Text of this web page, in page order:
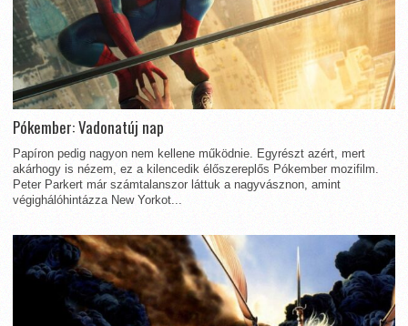
Pókember: Vadonatúj nap
Papíron pedig nagyon nem kellene működnie. Egyrészt azért, mert
akárhogy is nézem, ez a kilencedik élőszereplős Pókember mozifilm.
Peter Parkert már számtalanszor láttuk a nagyvásznon, amint
végighálóhintázza New Yorkot...